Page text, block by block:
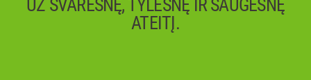
UŽ ŠVARESNĘ, TYLESNĘ IR SAUGESNĘ
ATEITĮ.